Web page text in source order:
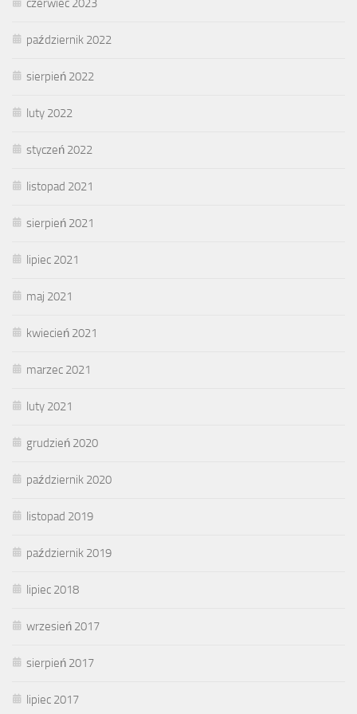
czerwiec 2023
październik 2022
sierpień 2022
luty 2022
styczeń 2022
listopad 2021
sierpień 2021
lipiec 2021
maj 2021
kwiecień 2021
marzec 2021
luty 2021
grudzień 2020
październik 2020
listopad 2019
październik 2019
lipiec 2018
wrzesień 2017
sierpień 2017
lipiec 2017